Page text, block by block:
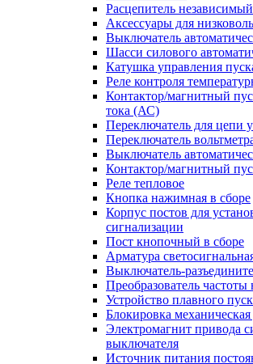
Расцепитель независимый
Аксессуары для
Выключатель
Шасси силового
Катушка управления
Реле контроля
Контактор/магнитный
тока (АС)
Переключатель для цепи
Переключатель
Выключатель
Контактор/магнитный
Реле тепловое
Кнопка нажимная в сборе
Корпус постов для
сигнализации
Пост кнопочный в сборе
Арматура
Выключатель-
Преобразователь
Устройство плавного
Блокировка
Электромагнит привода
выключателя
Источник питания